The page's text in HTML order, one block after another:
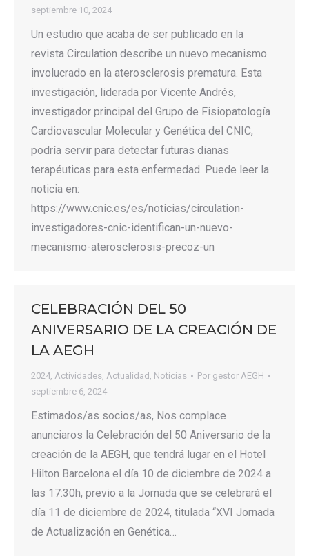
septiembre 10, 2024
Un estudio que acaba de ser publicado en la
revista Circulation describe un nuevo mecanismo
involucrado en la aterosclerosis prematura. Esta
investigación, liderada por Vicente Andrés,
investigador principal del Grupo de Fisiopatología
Cardiovascular Molecular y Genética del CNIC,
podría servir para detectar futuras dianas
terapéuticas para esta enfermedad. Puede leer la
noticia en:
https://www.cnic.es/es/noticias/circulation-
investigadores-cnic-identifican-un-nuevo-
mecanismo-aterosclerosis-precoz-un
CELEBRACIÓN DEL 50
ANIVERSARIO DE LA CREACIÓN DE
LA AEGH
2024, Actividades, Actualidad , Noticias Por gestor AEGH
septiembre 6, 2024
Estimados/as socios/as, Nos complace
anunciaros la Celebración del 50 Aniversario de la
creación de la AEGH, que tendrá lugar en el Hotel
Hilton Barcelona el día 10 de diciembre de 2024 a
las 17:30h, previo a la Jornada que se celebrará el
día 11 de diciembre de 2024, titulada “XVI Jornada
de Actualización en Genética…